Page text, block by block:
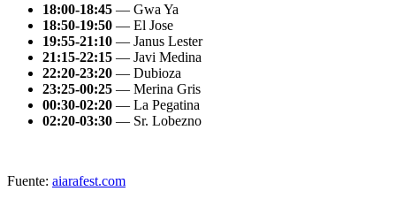
18:00-18:45 — Gwa Ya
18:50-19:50 — El Jose
19:55-21:10 — Janus Lester
21:15-22:15 — Javi Medina
22:20-23:20 — Dubioza
23:25-00:25 — Merina Gris
00:30-02:20 — La Pegatina
02:20-03:30 — Sr. Lobezno
Fuente: aiarafest.com